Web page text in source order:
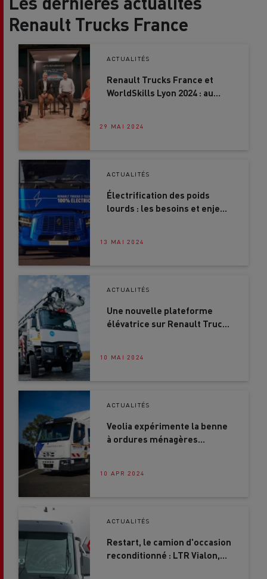
Renault Trucks France
ACTUALITÉS
Renault Trucks France et
WorldSkills Lyon 2024 : au
29 MAI 2024
ACTUALITÉS
Électrification des poids
lourds : les besoins et enjeux
13 MAI 2024
ACTUALITÉS
Une nouvelle plateforme
élévatrice sur Renault Trucks
10 MAI 2024
ACTUALITÉS
Veolia expérimente la benne
à ordures ménagères
communes de la région
10 APR 2024
ACTUALITÉS
Restart, le camion d'occasion
reconditionné : LTR Vialon,